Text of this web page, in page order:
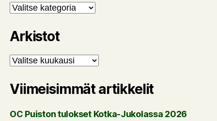
Kategoriat
Arkistot
Arkistot
Viimeisimmät artikkelit
OC Puiston tulokset Kotka-Jukolassa 2026